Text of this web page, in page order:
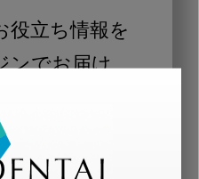
役立ち情報を
ンでお届け
種（歯科医師、歯